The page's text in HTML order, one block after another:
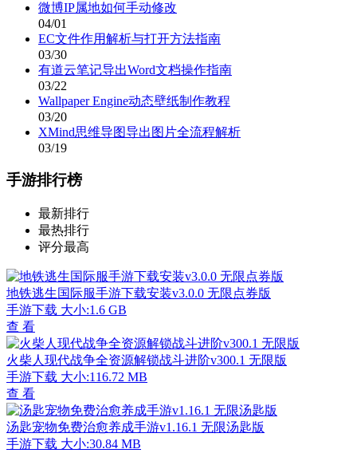
微博IP属地如何手动修改
04/01
EC文件作用解析与打开方法指南
03/30
有道云笔记导出Word文档操作指南
03/22
Wallpaper Engine动态壁纸制作教程
03/20
XMind思维导图导出图片全流程解析
03/19
手游排行榜
最新排行
最热排行
评分最高
地铁逃生国际服手游下载安装v3.0.0 无限点券版
手游下载 大小:1.6 GB
查 看
火柴人现代战争全资源解锁战斗进阶v300.1 无限版
手游下载 大小:116.72 MB
查 看
汤匙宠物免费治愈养成手游v1.16.1 无限汤匙版
手游下载 大小:30.84 MB